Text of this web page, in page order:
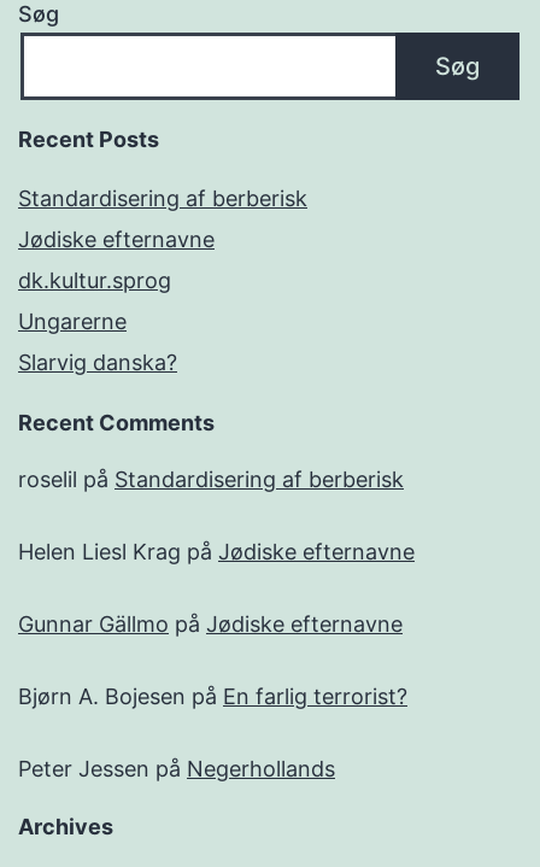
Søg
Søg
Recent Posts
Standardisering af berberisk
Jødiske efternavne
dk.kultur.sprog
Ungarerne
Slarvig danska?
Recent Comments
roselil på Standardisering af berberisk
Helen Liesl Krag på Jødiske efternavne
Gunnar Gällmo på Jødiske efternavne
Bjørn A. Bojesen på En farlig terrorist?
Peter Jessen på Negerhollands
Archives